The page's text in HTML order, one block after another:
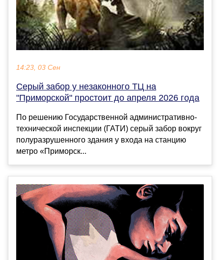
14:23, 03 Сен
Серый забор у незаконного ТЦ на
"Приморской" простоит до апреля 2026 года
По решению Государственной административно-
технической инспекции (ГАТИ) серый забор вокруг
полуразрушенного здания у входа на станцию
метро «Приморск...